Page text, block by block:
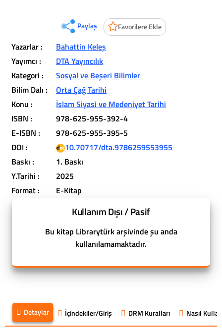
Paylaş Favorilere Ekle
Yazarlar :
Bahattin Keleş
Yayımcı :
DTA Yayıncılık
Kategori :
Sosyal ve Beşeri Bilimler
Bilim Dalı :
Orta Çağ Tarihi
Konu :
İslam Siyasi ve Medeniyet Tarihi
ISBN :
978-625-955-392-4
E-ISBN :
978-625-955-395-5
DOI :
10.70717/dta.9786259553955
Baskı :
1. Baskı
Y.Tarihi :
2025
Format :
E-Kitap
Kullanım Dışı / Pasif
Bu kitap Librarytürk arşivinde şu anda
kullanılamamaktadır.
Detaylar İçindekiler/Giriş DRM Kuralları Nasıl